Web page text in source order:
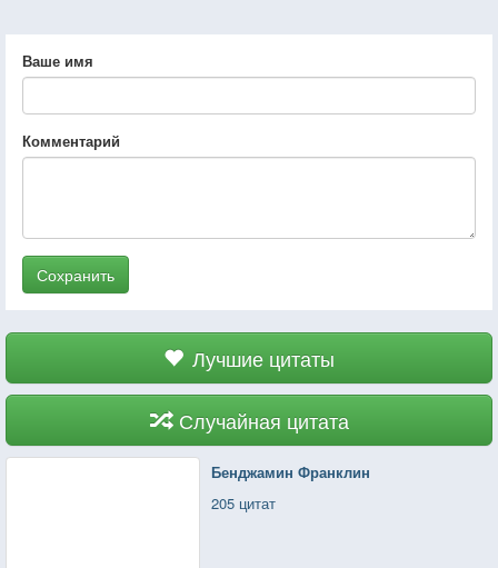
Ваше имя
Комментарий
Сохранить
Лучшие цитаты
Случайная цитата
Бенджамин Франклин
205 цитат